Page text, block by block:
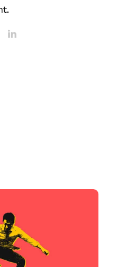
Opens new